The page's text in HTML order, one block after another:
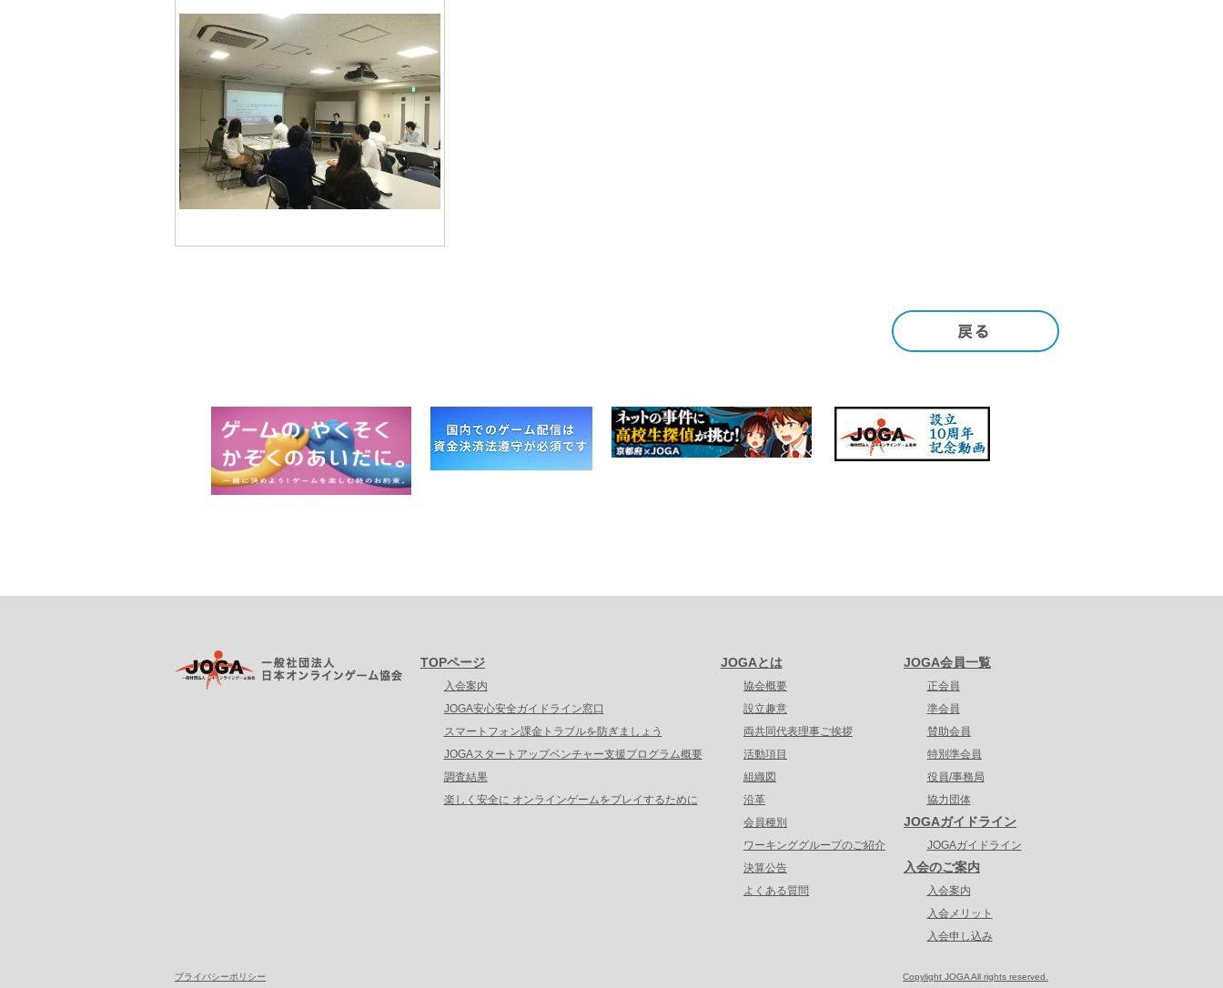
TOPページ
入会案内
JOGA安心安全ガイドライン窓口
スマートフォン課金トラブルを防ぎましょう
JOGAスタートアップベンチャー支援プログラム概要
調査結果
楽しく安全に オンラインゲームをプレイするために
JOGAとは
協会概要
設立趣意
両共同代表理事ご挨拶
活動項目
組織図
沿革
会員種別
ワーキンググループのご紹介
決算公告
よくある質問
JOGA会員一覧
正会員
準会員
賛助会員
特別準会員
役員/事務局
協力団体
JOGAガイドライン
JOGAガイドライン
入会のご案内
入会案内
入会メリット
入会申し込み
プライバシーポリシー Copylight JOGA All rights reserved.